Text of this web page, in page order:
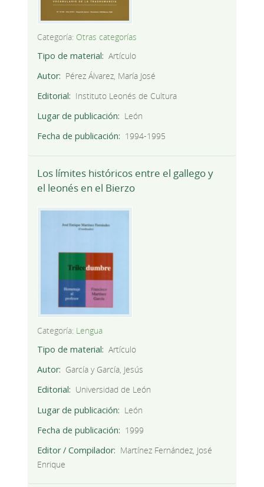
Categoría: Otras categorías
Tipo de material
Artículo
Autor
Pérez Álvarez, María José
Editorial
Instituto Leonés de Cultura
Lugar de publicación
León
Fecha de publicación
1994-1995
Los límites históricos entre el gallego y
el leonés en el Bierzo
Categoría: Lengua
Tipo de material
Artículo
Autor
García y García, Jesús
Editorial
Universidad de León
Lugar de publicación
León
Fecha de publicación
1999
Editor / Compilador
Martínez Fernández, José
Enrique